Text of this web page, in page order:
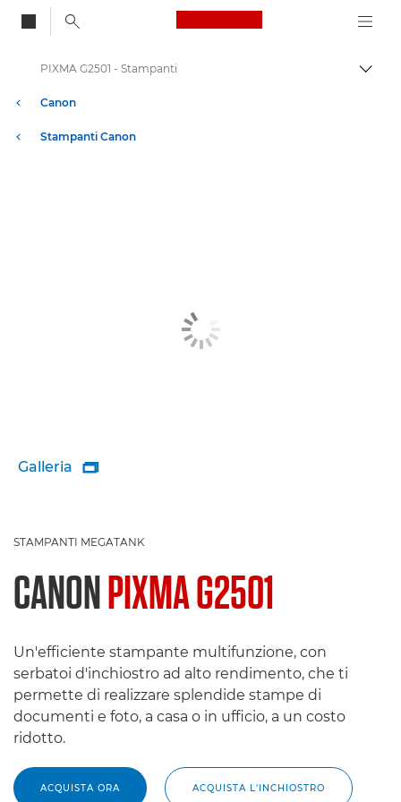
Canon Logo, back
Canon
Stampanti Canon
PIXMA G2501 - Stampanti
Galleria 
STAMPANTI MEGATANK
CANONPIXMA G2501
Un'efficiente stampante multifunzione, con
serbatoi d'inchiostro ad alto rendimento, che ti
permette di realizzare splendide stampe di
documenti e foto, a casa o in ufficio, a un costo
ridotto.
ACQUISTA ORA ACQUISTA L'INCHIOSTRO